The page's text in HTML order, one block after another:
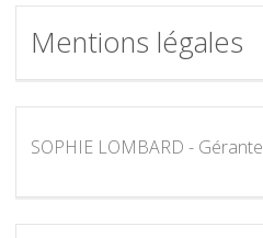
Mentions légales
SOPHIE LOMBARD - Gérante